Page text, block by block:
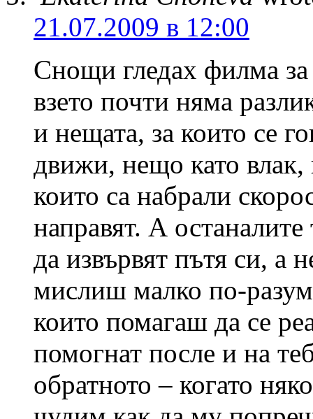
21.07.2009 в 12:00
Снощи гледах филма
взето почти няма
и нещата, за които се
движи, нещо като влак,
които са набрали
направят. А
да извървят пътя си, а
мислиш малко по-
които помагаш да се
помогнат после и на
обратното – когато